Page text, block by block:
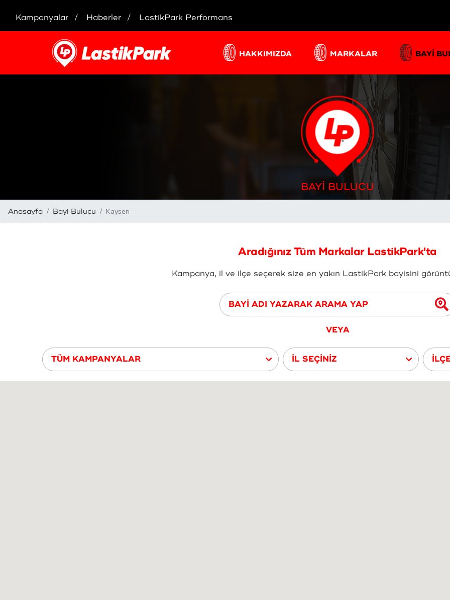
Kampanyalar Haberler LastikPark Performans
HAKKIMIZDA MARKALAR BAYİ
BAYİ BULUCU
Anasayfa Bayi Bulucu Kayseri
Aradığınız Tüm Markalar LastikPark'ta
Kampanya, il ve ilçe seçerek size en yakın LastikPark bayisini
VEYA
TÜM KAMPANYALAR İL SEÇİNİZ